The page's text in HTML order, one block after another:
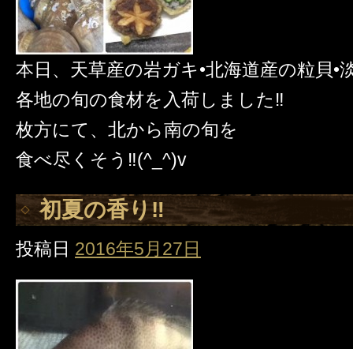
本日、天草産の岩ガキ•北海道産の粒貝•
各地の旬の食材を入荷しました‼️
枚方にて、北から南の旬を
食べ尽くそう‼️(^_^)v
初夏の香り‼️
投稿日 2016年5月27日